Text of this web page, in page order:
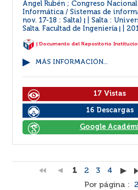
Ángel Rubén ; Congreso
Informática / Sistemas de
nov. 17-18 : Salta)
Salta :
Salta. Facultad de Ingeniería
| Documento del Repositorio
MÁS INFORMACIÓN...
17 Vistas
16 Descargas
Google
1 2 3 4
Por página :